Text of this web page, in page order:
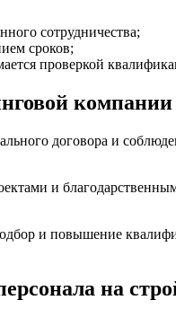
сотрудничества;
сроков;
проверкой
компании
договора и
и
и повышение
на